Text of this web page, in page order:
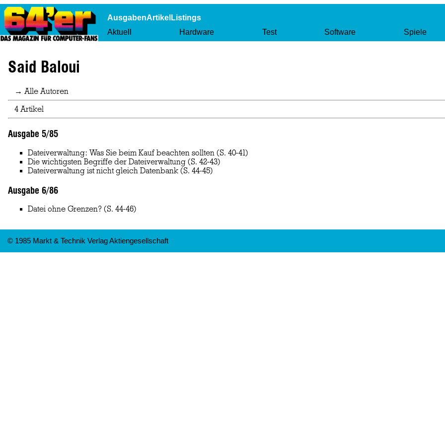
AusgabenArtikel Listings
Aktuell
Hardware Test Software Spiele
Said Baloui
→ Alle Autoren
4 Artikel
Ausgabe 5/85
Dateiverwaltung: Was Sie beim Kauf beachten sollten (S. 40-41)
Die wichtigsten Begriffe der Dateiverwaltung (S. 42-43)
Dateiverwaltung ist nicht gleich Datenbank (S. 44-45)
Ausgabe 6/86
Datei ohne Grenzen? (S. 44-46)
© 1985 Markt & Technik Verlag Aktiengesellschaft